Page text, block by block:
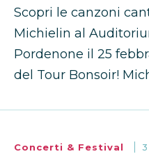
Scopri le canzoni
Michielin al
Pordenone il 25
del Tour Bonsoir!
Concerti & Festival